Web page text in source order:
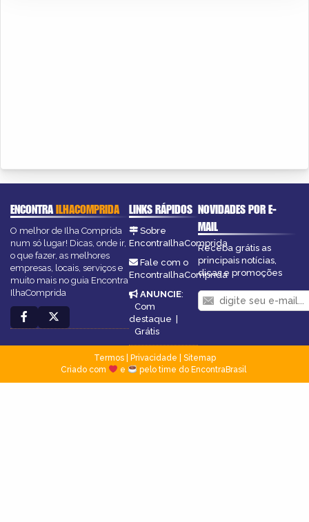
ENCONTRAILHACOMPRIDA
O melhor de Ilha Comprida
num só lugar! Dicas, onde ir,
o que fazer, as melhores
empresas, locais, serviços e
muito mais no guia Encontra
IlhaComprida
LINKS RÁPIDOS
Sobre
EncontraIlhaComprida
Fale com o
EncontraIlhaComprida
ANUNCIE:
Com
destaque |
Grátis
NOVIDADES POR E-
MAIL
Receba grátis as
principais notícias,
dicas e promoções
Termos| Privacidade
Sitemap
Criado com
e pelo time do EncontraBrasil